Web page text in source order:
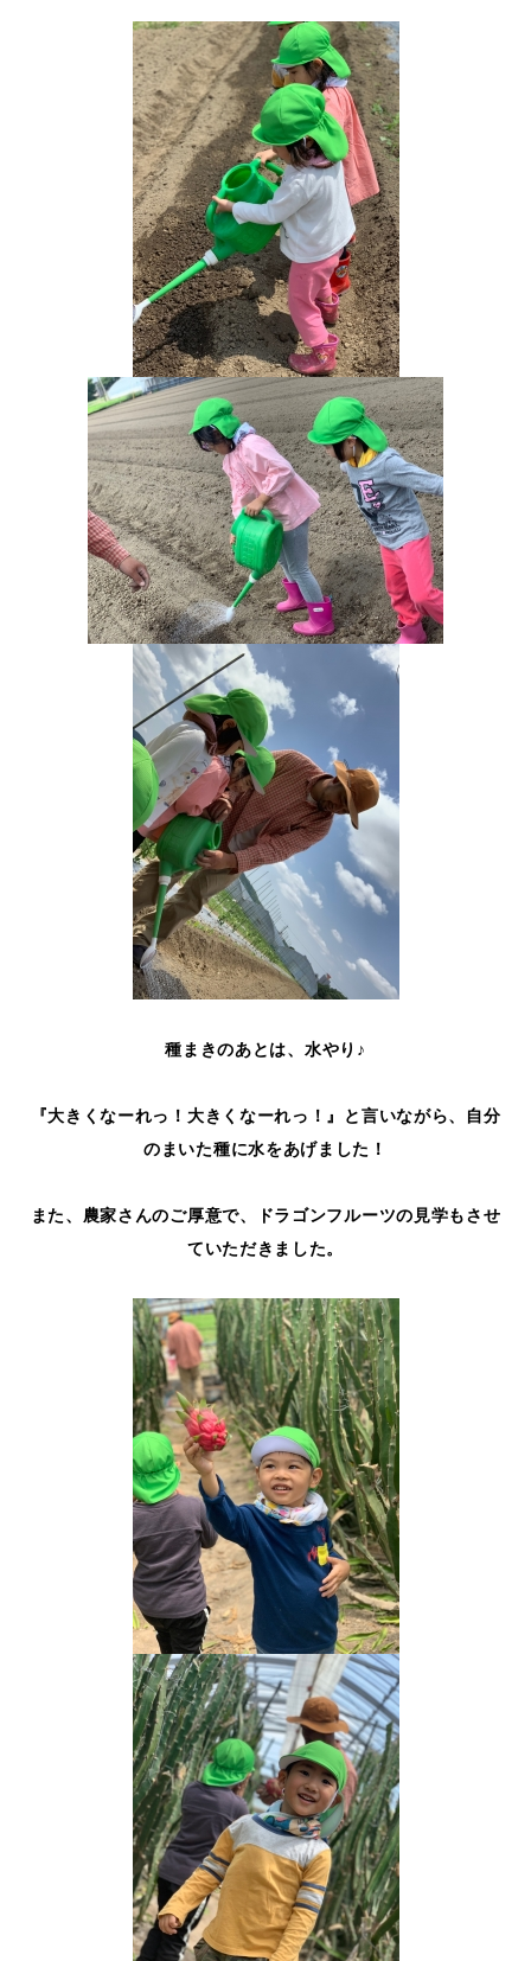
種まきのあとは、水やり♪
『大きくなーれっ！大きくなーれっ！』と言いながら、自分
のまいた種に水をあげました！
また、農家さんのご厚意で、ドラゴンフルーツの見学もさせ
ていただきました。